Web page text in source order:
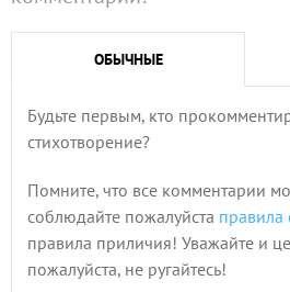
ОБЫЧНЫЕ
Будьте первым, кто
стихотворение?
Помните, что все комментарии
соблюдайте пожалуйста правила
правила приличия! Уважайте и
пожалуйста, не ругайтесь!